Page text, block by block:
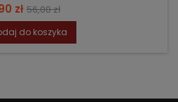
zł Cena
podstawowa
56,00 zł
do koszyka